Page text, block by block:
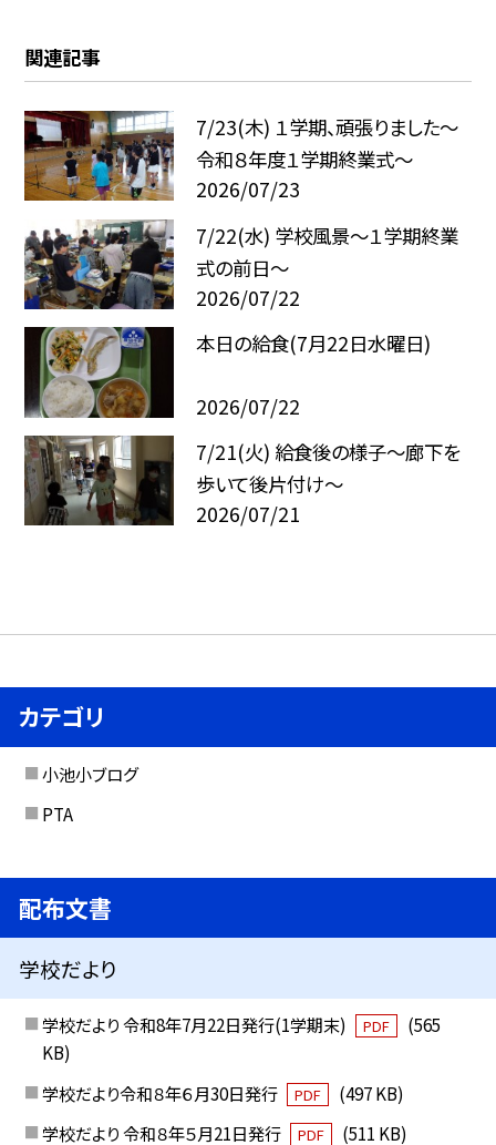
関連記事
7/23(木) １学期、頑張りました〜
令和８年度１学期終業式〜
2026/07/23
7/22(水) 学校風景〜１学期終業
式の前日〜
2026/07/22
本日の給食(7月22日水曜日)
2026/07/22
7/21(火) 給食後の様子～廊下を
歩いて後片付け～
2026/07/21
カテゴリ
小池小ブログ
PTA
配布文書
学校だより
学校だより 令和8年7月22日発行(1学期末) PDF
(565
KB)
学校だより令和８年６月30日発行
PDF
(497 KB)
学校だより 令和８年５月21日発行
PDF (511 KB)